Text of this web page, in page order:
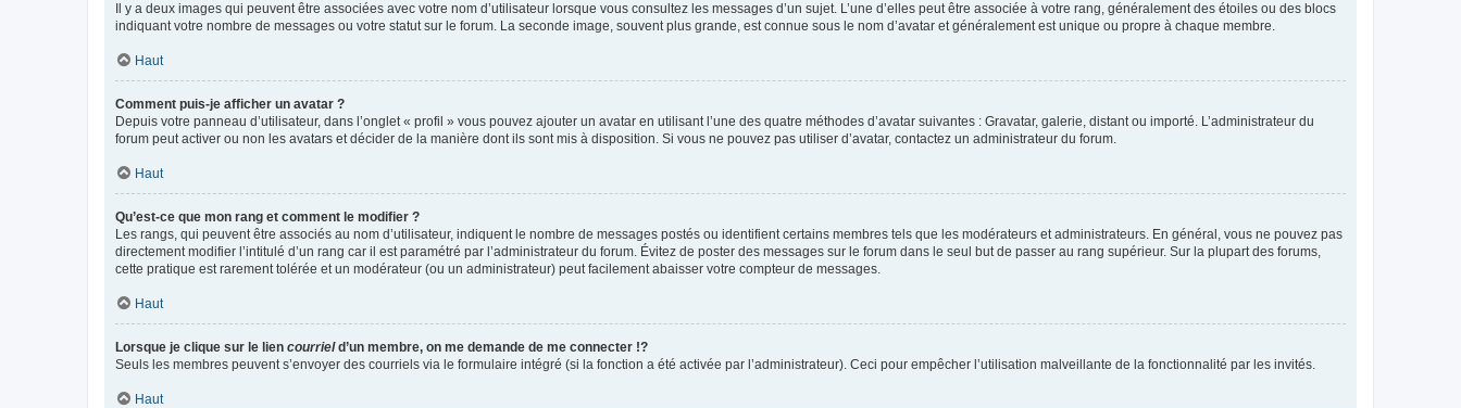
Il y a deux images qui peuvent être associées avec votre nom d’utilisateur lorsque vous consultez les messages d’un sujet. L’une d’elles peut être associée à votre rang, généralement des étoiles ou des blocs
indiquant votre nombre de messages ou votre statut sur le forum. La seconde image, souvent plus grande, est connue sous le nom d’avatar et généralement est unique ou propre à chaque membre.
Haut
Comment puis-je afficher un avatar ?
Depuis votre panneau d’utilisateur, dans l’onglet « profil » vous pouvez ajouter un avatar en utilisant l’une des quatre méthodes d’avatar suivantes : Gravatar, galerie, distant ou importé. L’administrateur du
forum peut activer ou non les avatars et décider de la manière dont ils sont mis à disposition. Si vous ne pouvez pas utiliser d’avatar, contactez un administrateur du forum.
Haut
Qu’est-ce que mon rang et comment le modifier ?
Les rangs, qui peuvent être associés au nom d’utilisateur, indiquent le nombre de messages postés ou identifient certains membres tels que les modérateurs et administrateurs. En général, vous ne pouvez pas
directement modifier l’intitulé d’un rang car il est paramétré par l’administrateur du forum. Évitez de poster des messages sur le forum dans le seul but de passer au rang supérieur. Sur la plupart des forums,
cette pratique est rarement tolérée et un modérateur (ou un administrateur) peut facilement abaisser votre compteur de messages.
Haut
Lorsque je clique sur le lien courrield’un membre, on me demande de me connecter !?
Seuls les membres peuvent s’envoyer des courriels via le formulaire intégré (si la fonction a été activée par l’administrateur). Ceci pour empêcher l’utilisation malveillante de la fonctionnalité par les invités.
Haut